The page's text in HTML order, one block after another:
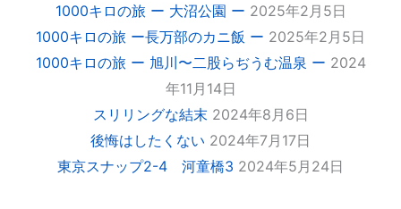
1000キロの旅 ー 大沼公園 ー 2025年2月5日
1000キロの旅 ー長万部のカニ飯 ー 2025年2月5日
1000キロの旅 ー 旭川〜二股らぢうむ温泉 ー 2024
年11月14日
スリリングな結末 2024年8月6日
後悔はしたくない 2024年7月17日
東京スナップ2-4 河童橋3 2024年5月24日